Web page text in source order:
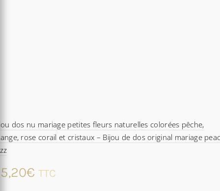
dos nu mariage petites fleurs naturelles colorées pêche,
rose corail et cristaux – Bijou de dos original mariage
€ TTC